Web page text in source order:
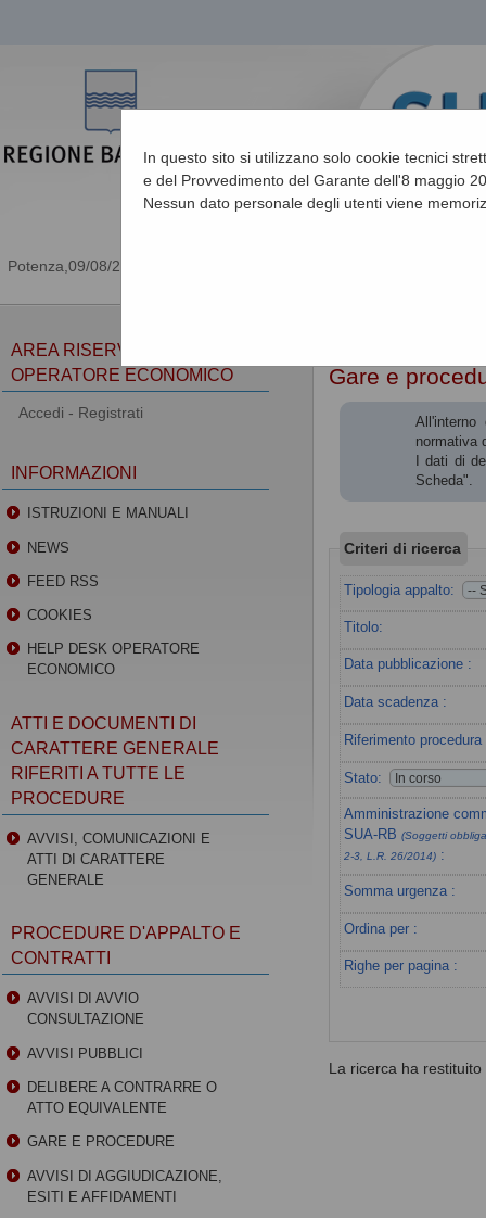
09/08/2026 10:08
In questo sito si utilizzano solo cookie tecnici
e del Provvedimento del Garante dell'8 maggio
Nessun dato personale degli utenti viene
Gare e
normativa
I dati di
Scheda".
Criteri di ricerca
Tipologia appalto:
Titolo:
Data pubblicazione :
Data scadenza :
Riferimento procedura
Stato:
Amministrazione
SUA-RB(Soggetti
2-3, L.R. 26/2014) :
Somma urgenza :
Ordina per :
Righe per pagina :
La ricerca ha restituito
AREA RISERVATA
OPERATORE ECONOMICO
Accedi - Registrati
INFORMAZIONI
ISTRUZIONI E MANUALI
NEWS
FEED RSS
COOKIES
HELP DESK OPERATORE
ECONOMICO
ATTI E DOCUMENTI DI
CARATTERE GENERALE
RIFERITI A TUTTE LE
PROCEDURE
AVVISI, COMUNICAZIONI E
ATTI DI CARATTERE
GENERALE
PROCEDURE D'APPALTO E
CONTRATTI
AVVISI DI AVVIO
CONSULTAZIONE
AVVISI PUBBLICI
DELIBERE A CONTRARRE O
ATTO EQUIVALENTE
GARE E PROCEDURE
AVVISI DI AGGIUDICAZIONE,
ESITI E AFFIDAMENTI